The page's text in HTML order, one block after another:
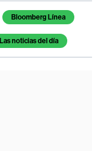
Bloomberg Línea
Las noticias del día